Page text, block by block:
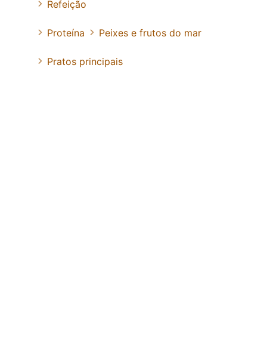
Refeição
Proteína Peixes e frutos do mar
Pratos principais